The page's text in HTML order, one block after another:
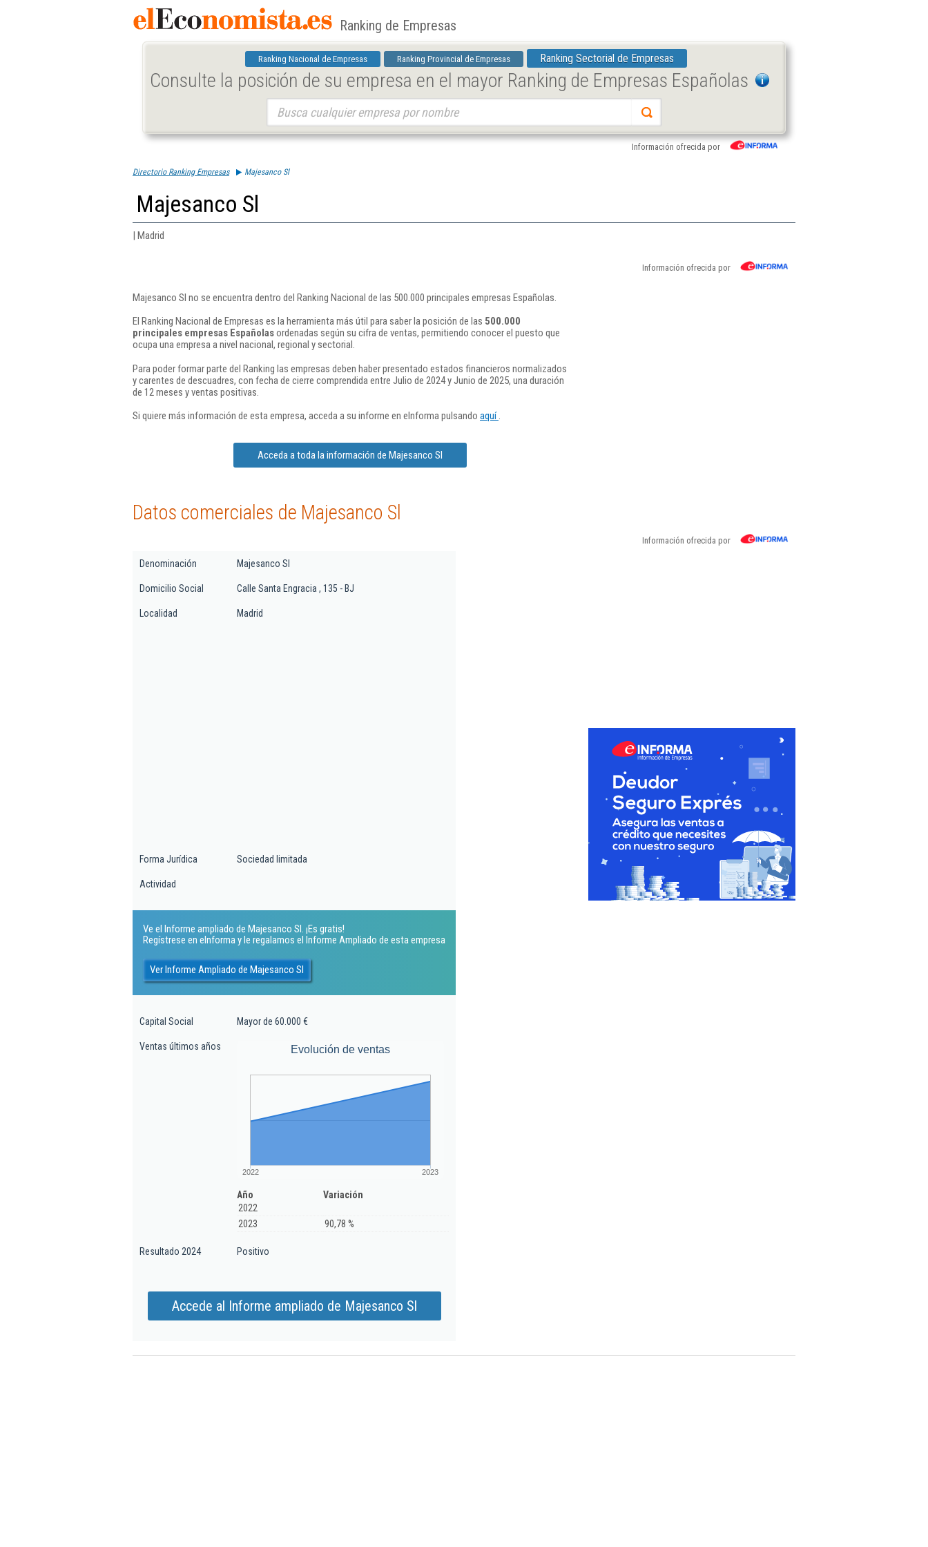
Ranking de Empresas
Ranking Nacional de Empresas Ranking Provincial de Empresas Ranking Sectorial de Empresas
Consulte la posición de su empresa en el mayor Ranking de Empresas Españolas
Información ofrecida por
Directorio Ranking Empresas Majesanco Sl
Majesanco Sl
| Madrid
Información ofrecida por
Majesanco Sl no se encuentra dentro del Ranking Nacional de las 500.000 principales empresas Españolas.
El Ranking Nacional de Empresas es la herramienta más útil para saber la posición de las 500.000
principales empresas Españolasordenadas según su cifra de ventas, permitiendo conocer el puesto que
ocupa una empresa a nivel nacional, regional y sectorial.
Para poder formar parte del Ranking las empresas deben haber presentado estados financieros normalizados
y carentes de descuadres, con fecha de cierre comprendida entre Julio de 2024 y Junio de 2025, una duración
de 12 meses y ventas positivas.
Si quiere más información de esta empresa, acceda a su informe en eInforma pulsando aquí.
Acceda a toda la información de Majesanco Sl
Datos comerciales de Majesanco Sl
Información ofrecida por
Denominación Majesanco Sl
Domicilio Social Calle Santa Engracia , 135 - BJ
Localidad Madrid
Forma Jurídica Sociedad limitada
Actividad
Ve el Informe ampliado de Majesanco Sl. ¡Es gratis!
Regístrese en eInforma y le regalamos el Informe Ampliado de esta empresa
Ver Informe Ampliado de Majesanco Sl
Capital Social Mayor de 60.000 €
Ventas últimos años Evolución de ventas
2022 2023
Año
Variación
2022
2023
90,78 %
Resultado 2024 Positivo
Accede al Informe ampliado de Majesanco Sl